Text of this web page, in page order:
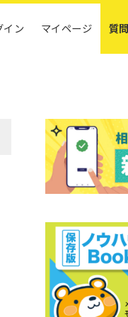
イン マイページ 質